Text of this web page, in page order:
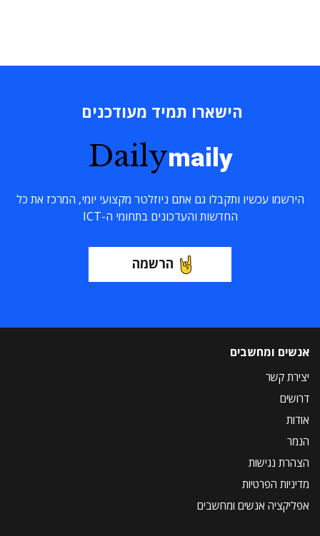
הישארו תמיד מעודכנים
Dailymaily
הירשמו עכשיו ותקבלו גם אתם ניוזלטר מקצועי יומי, המרכז את כל
החדשות והעדכונים בתחומי ה-ICT
הרשמה
אנשים ומחשבים
יצירת קשר
דרושים
אודות
הנמר
הצהרת נגישות
מדיניות הפרטיות
אפליקציה אנשים ומחשבים